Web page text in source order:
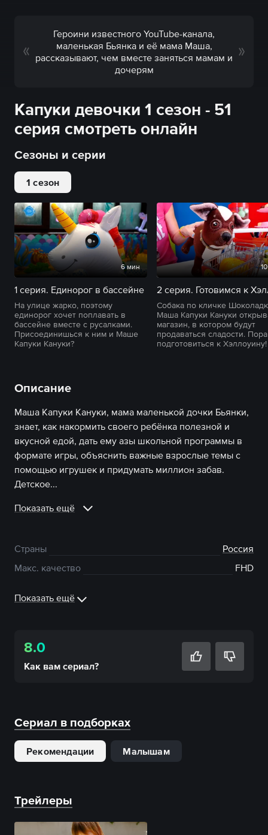
Героини известного YouTube-канала,
маленькая Бьянка и её мама Маша,
рассказывают, чем вместе заняться мамам и
дочерям
Капуки девочки 1 сезон - 51
серия смотреть онлайн
Сезоны и серии
1 сезон
6 мин
1 серия. Единорог в бассейне
На улице жарко, поэтому
единорог хочет поплавать в
бассейне вместе с русалками.
Присоединишься к ним и Маше
Капуки Кануки?
Собака по кличке
Маша Капуки Кануки
магазин, в котором будут
продаваться сладости. Пора
подготовиться к Хэллоуину!
Описание
Маша Капуки Кануки, мама маленькой дочки Бьянки,
знает, как накормить своего ребёнка полезной и
вкусной едой, дать ему азы школьной программы в
формате игры, объяснить важные взрослые темы с
помощью игрушек и придумать миллион забав.
Детское...
Показать ещё
Страны
Россия
Макс. качество
FHD
Показать ещё
8.0
Как вам сериал?
Сериал в подборках
Рекомендации Малышам
Трейлеры